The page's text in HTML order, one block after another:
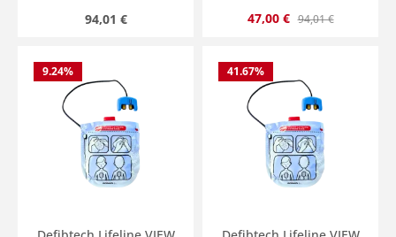
Regulärer Preis:
94,01 €
Verkaufspreis:
47,00 € Regulärer Preis:
94,01 €
9.24% 41.67%